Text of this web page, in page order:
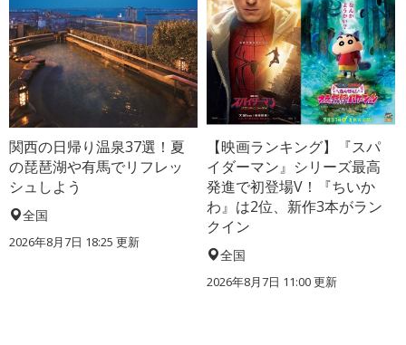
関西の日帰り温泉37選！夏
の琵琶湖や有馬でリフレッ
シュしよう
全国
2026年8月7日 18:25 更新
【映画ランキング】『スパ
イダーマン』シリーズ最高
発進で初登場V！『ちいか
わ』は2位、新作3本がラン
クイン
全国
2026年8月7日 11:00更新